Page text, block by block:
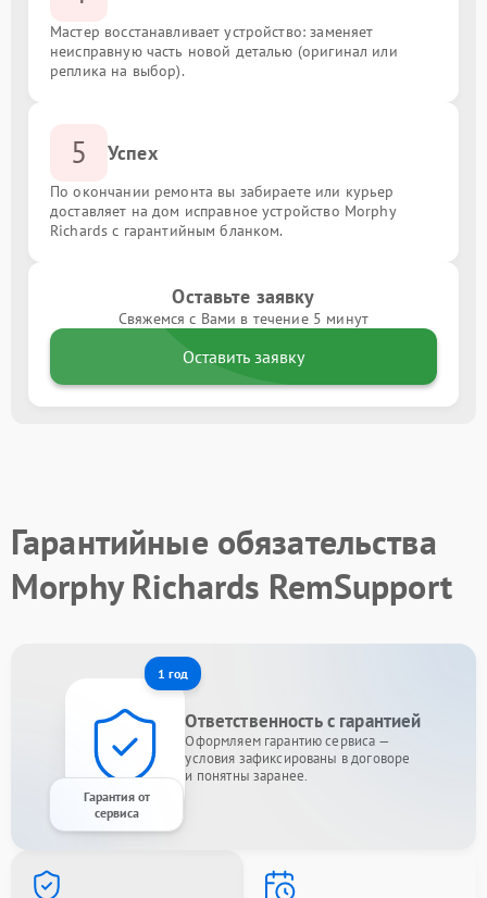
Мастер восстанавливает устройство: заменяет
неисправную часть новой деталью (оригинал или
реплика на выбор).
5 Успех
По окончании ремонта вы забираете или курьер
доставляет на дом исправное устройство Morphy
Richards с гарантийным бланком.
Оставьте заявку
Свяжемся с Вами в течение 5 минут
Оставить заявку
Гарантийные обязательства
Morphy Richards RemSupport
1 год
Гарантия от
сервиса
Ответственность с гарантией
Оформляем гарантию сервиса —
условия зафиксированы в договоре
и понятны заранее.